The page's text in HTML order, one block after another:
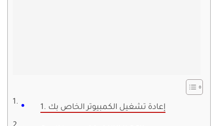
1. إعادة تشغيل الكمبيوتر الخاص بك